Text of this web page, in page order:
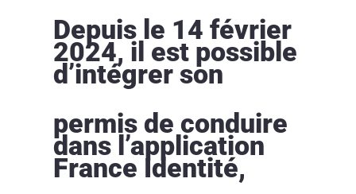
Depuis le 14 février
2024, il est possible
d’intégrer son
permis de conduire
dans l’application
France Identité,